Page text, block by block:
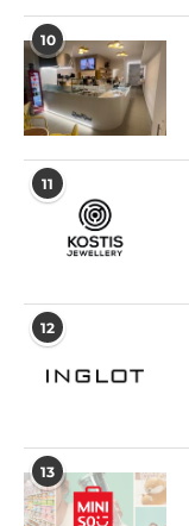
10
11
12
13